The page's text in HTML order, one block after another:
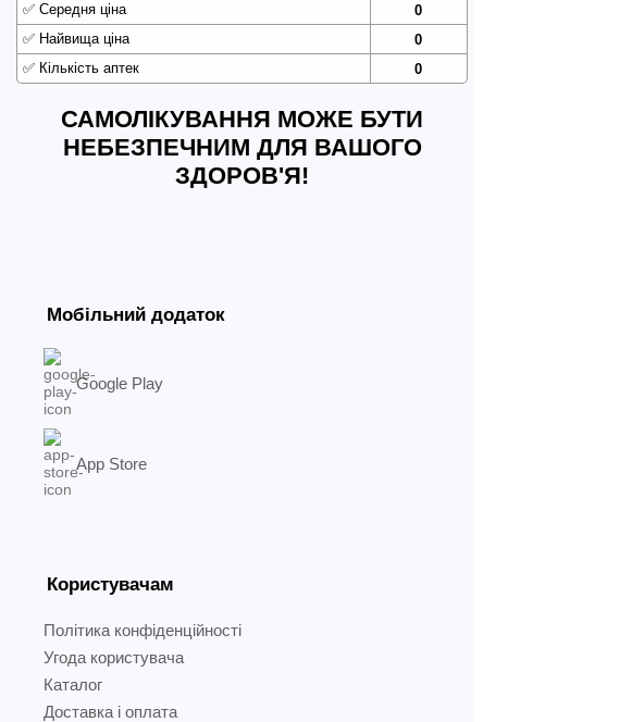
✅ Середня ціна
0
✅ Найвища ціна
0
✅ Кількість аптек 0
САМОЛІКУВАННЯ МОЖЕ БУТИ
НЕБЕЗПЕЧНИМ ДЛЯ ВАШОГО
ЗДОРОВ'Я!
Мобільний додаток
Google Play
App Store
Користувачам
Політика конфіденційності
Угода користувача
Каталог
Доставка і оплата